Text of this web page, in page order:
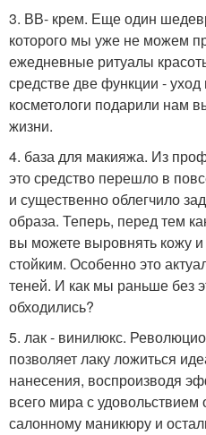
3. ВВ- крем. Еще один
которого мы уже не можем
ежедневные ритуалы
средстве две функции -
косметологи подарили нам
жизни.
4. база для макияжа. Из
это средство перешло в
и существенно облегчило
образа. Теперь, перед тем
вы можете выровнять кожу
стойким. Особенно это
теней. И как мы раньше без
обходились?
5. лак - винилюкс.
позволяет лаку ложиться
нанесения, воспроизводя
всего мира с удовольствием
салонному маникюру и